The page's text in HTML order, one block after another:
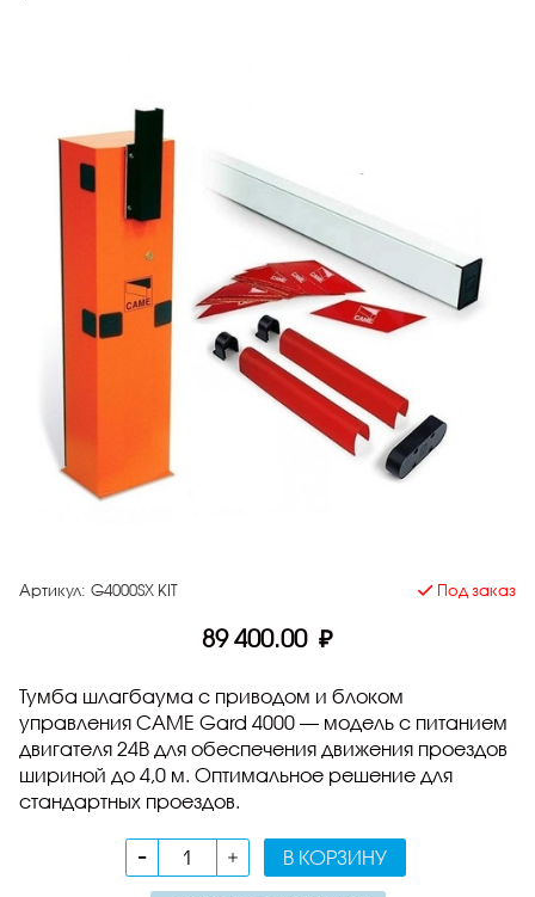
Артикул: G4000SX KIT Под заказ
89 400.00 ₽
Тумба шлагбаума с приводом и блоком
управления CAME Gard 4000 — модель с питанием
двигателя 24В для обеспечения движения проездов
шириной до 4,0 м. Оптимальное решение для
стандартных проездов.
В КОРЗИНУ